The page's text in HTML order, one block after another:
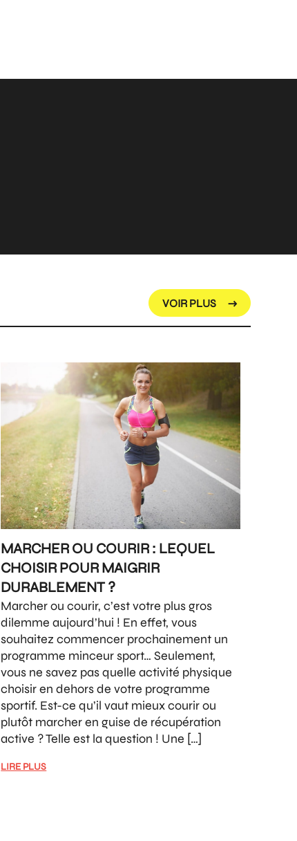
VOIR PLUS
MARCHER OU COURIR : LEQUEL
CHOISIR POUR MAIGRIR
DURABLEMENT ?
Marcher ou courir, c’est votre plus gros
dilemme aujourd’hui ! En effet, vous
souhaitez commencer prochainement un
programme minceur sport… Seulement,
vous ne savez pas quelle activité physique
choisir en dehors de votre programme
sportif. Est-ce qu’il vaut mieux courir ou
plutôt marcher en guise de récupération
active ? Telle est la question ! Une […]
LIRE PLUS